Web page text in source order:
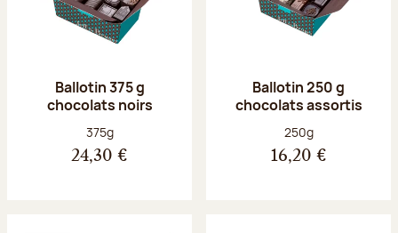
Ballotin 375 g
chocolats noirs
Poids net :
375g
24,30 €
Ballotin 250 g
chocolats assortis
Poids net :
250g
16,20 €